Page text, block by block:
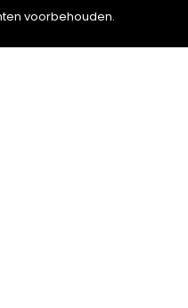
voorbehouden.